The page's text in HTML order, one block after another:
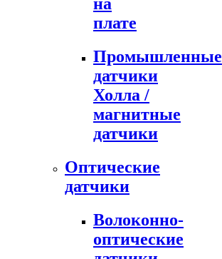
плате
Промышленные
датчики
Холла /
магнитные
датчики
Оптические
датчики
Волоконно-
оптические